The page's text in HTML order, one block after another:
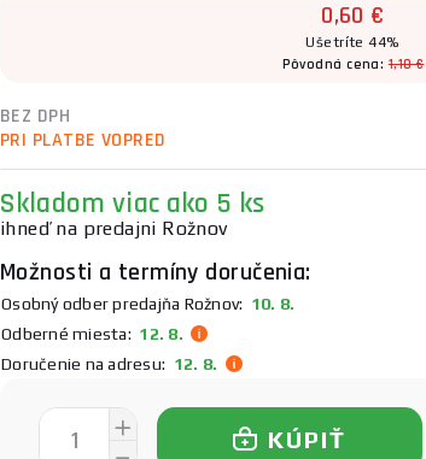
0,60 €
Ušetríte 44%
Pôvodná cena:1,10 €
BEZ DPH
PRI PLATBE VOPRED
Skladom viac ako 5 ks
ihneď na predajni Rožnov
Možnosti a termíny doručenia:
Osobný odber predajňa Rožnov: 10. 8.
Odberné miesta: 12. 8.
Doručenie na adresu: 12. 8.
KÚPIŤ